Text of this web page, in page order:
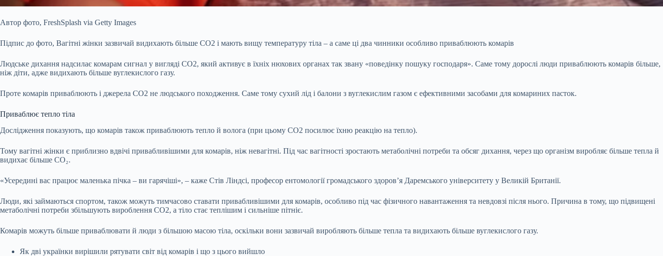
Автор фото, FreshSplash via Getty Images
Підпис до фото, Вагітні жінки зазвичай видихають більше CO2 і мають вищу температуру тіла – а саме ці два чинники особливо приваблюють комарів
Людське дихання надсилає комарам сигнал у вигляді CO2, який активує в їхніх нюхових органах так звану «поведінку пошуку господаря». Саме тому дорослі люди приваблюють комарів більше,
ніж діти, адже видихають більше вуглекислого газу.
Проте комарів приваблюють і джерела CO2 не людського походження. Саме тому сухий лід і балони з вуглекислим газом є ефективними засобами для комариних пасток.
Приваблює тепло тіла
Дослідження показують, що комарів також приваблюють тепло й волога (при цьому CO2 посилює їхню реакцію на тепло).
Тому вагітні жінки є приблизно вдвічі привабливішими для комарів, ніж невагітні. Під час вагітності зростають метаболічні потреби та обсяг дихання, через що організм виробляє більше тепла й
видихає більше CO₂.
«Усередині вас працює маленька пічка – ви гарячіші», – каже Стів Ліндсі, професор ентомології громадського здоров’я Даремського університету у Великій Британії.
Люди, які займаються спортом, також можуть тимчасово ставати привабливішими для комарів, особливо під час фізичного навантаження та невдовзі після нього. Причина в тому, що підвищені
метаболічні потреби збільшують вироблення CO2, а тіло стає теплішим і сильніше пітніє.
Комарів можуть більше приваблювати й люди з більшою масою тіла, оскільки вони зазвичай виробляють більше тепла та видихають більше вуглекислого газу.
Як дві українки вирішили рятувати світ від комарів і що з цього вийшло